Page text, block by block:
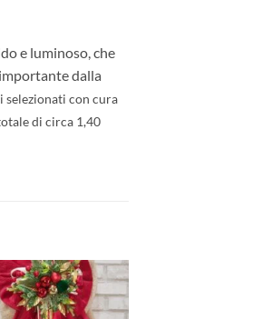
e luminoso, che
dalla
selezionati con cura
di circa 1,40
Aggiungi